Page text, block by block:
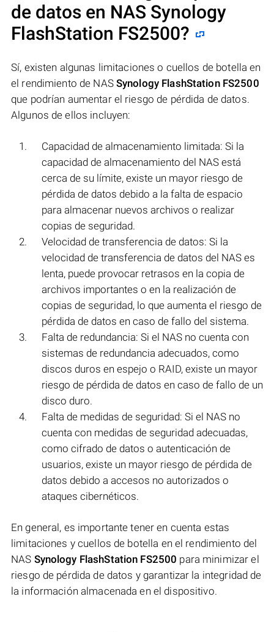
de datos en NAS Synology
FlashStation FS2500?
Sí, existen algunas limitaciones o cuellos de botella en
el rendimiento de NAS Synology FlashStation FS2500
que podrían aumentar el riesgo de pérdida de datos.
Algunos de ellos incluyen:
Capacidad de almacenamiento limitada: Si la
capacidad de almacenamiento del NAS está
cerca de su límite, existe un mayor riesgo de
pérdida de datos debido a la falta de espacio
para almacenar nuevos archivos o realizar
copias de seguridad.
Velocidad de transferencia de datos: Si la
velocidad de transferencia de datos del NAS es
lenta, puede provocar retrasos en la copia de
archivos importantes o en la realización de
copias de seguridad, lo que aumenta el riesgo de
pérdida de datos en caso de fallo del sistema.
Falta de redundancia: Si el NAS no cuenta con
sistemas de redundancia adecuados, como
discos duros en espejo o RAID, existe un mayor
riesgo de pérdida de datos en caso de fallo de un
disco duro.
Falta de medidas de seguridad: Si el NAS no
cuenta con medidas de seguridad adecuadas,
como cifrado de datos o autenticación de
usuarios, existe un mayor riesgo de pérdida de
datos debido a accesos no autorizados o
ataques cibernéticos.
En general, es importante tener en cuenta estas
limitaciones y cuellos de botella en el rendimiento del
NAS Synology FlashStation FS2500 para minimizar el
riesgo de pérdida de datos y garantizar la integridad de
la información almacenada en el dispositivo.